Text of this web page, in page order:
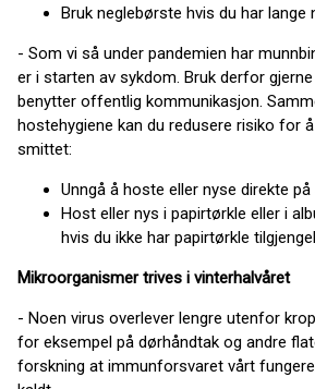
Bruk neglebørste hvis du har lange
- Som vi så under pandemien har
er i starten av sykdom. Bruk derfor
benytter offentlig kommunikasjon.
hostehygiene kan du redusere risiko for
smittet:
Unngå å hoste eller nyse direkte på
Host eller nys i papirtørkle eller i
hvis du ikke har papirtørkle
Mikroorganismer trives i vinterhalvåret
- Noen virus overlever lengre utenfor
for eksempel på dørhåndtak og andre
forskning at immunforsvaret vårt